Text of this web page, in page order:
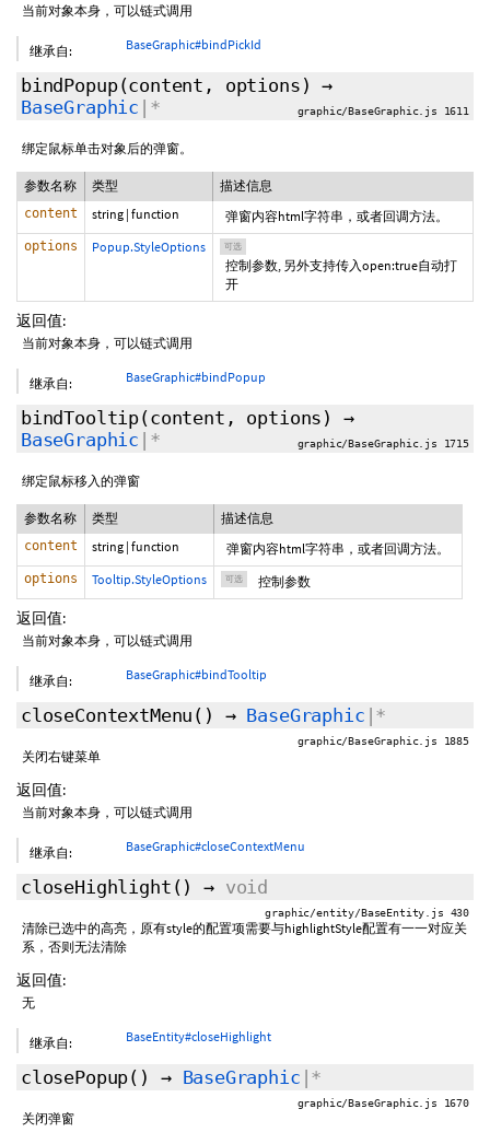
当前对象本身，可以链式调用
继承自: BaseGraphic#bindPickId
bindPopup(content, options ) →
BaseGraphic |* graphic/BaseGraphic.js 1611
绑定鼠标单击对象后的弹窗。
参数名称 类型 描述信息
content string | function 弹窗内容html字符串，或者回调方法。
options Popup.StyleOptions 可选
控制参数, 另外支持传入open:true自动打
开
返回值:
当前对象本身，可以链式调用
继承自: BaseGraphic#bindPopup
bindTooltip(content, options )
→
BaseGraphic |* graphic/BaseGraphic.js 1715
绑定鼠标移入的弹窗
参数名称 类型 描述信息
content string | function 弹窗内容html字符串，或者回调方法。
options Tooltip.StyleOptions 可选 控制参数
返回值:
当前对象本身，可以链式调用
继承自: BaseGraphic#bindTooltip
closeContextMenu () → BaseGraphic |*
graphic/BaseGraphic.js 1885
关闭右键菜单
返回值:
当前对象本身，可以链式调用
继承自: BaseGraphic#closeContextMenu
closeHighlight () → void
graphic/entity/BaseEntity.js 430
清除已选中的高亮，原有style的配置项需要与highlightStyle配置有一一对应关
系，否则无法清除
返回值:
无
继承自: BaseEntity#closeHighlight
closePopup() → BaseGraphic |*
graphic/BaseGraphic.js 1670
关闭弹窗